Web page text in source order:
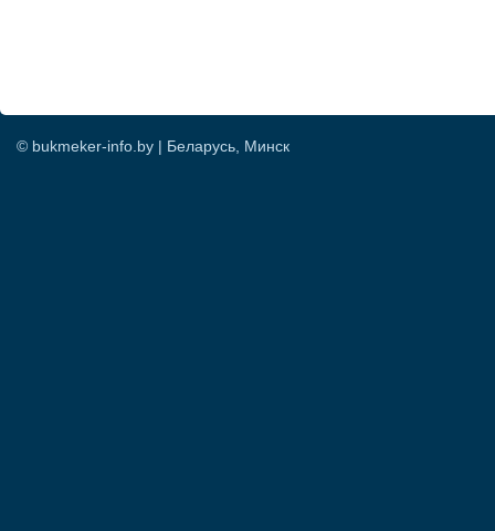
© bukmeker-info.by | Беларусь, Минск